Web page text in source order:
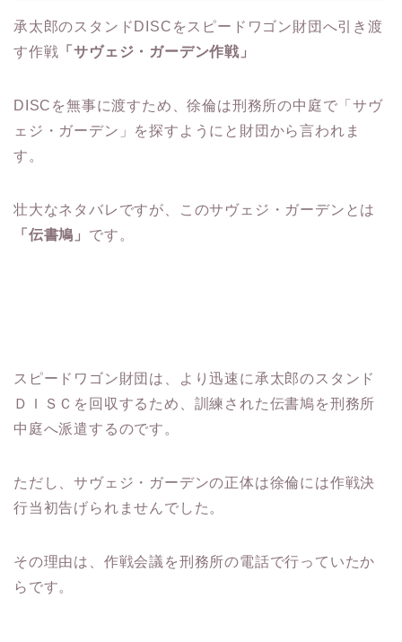
承太郎のスタンドDISCをスピードワゴン財団へ引き渡
す作戦 「サヴェジ・ガーデン作戦」
DISCを無事に渡すため、徐倫は刑務所の中庭で「サヴ
ェジ・ガーデン」を探すようにと財団から言われま
す。
壮大なネタバレですが、このサヴェジ・ガーデンとは
「伝書鳩」 です。
スピードワゴン財団は、より迅速に承太郎のスタンド
ＤＩＳＣを回収するため、訓練された伝書鳩を刑務所
中庭へ派遣するのです。
ただし、サヴェジ・ガーデンの正体は徐倫には作戦決
行当初告げられませんでした。
その理由は、作戦会議を刑務所の電話で行っていたか
らです。